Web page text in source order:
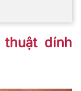
dính